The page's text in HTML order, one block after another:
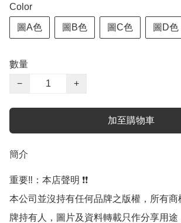
Color
圖A色 圖B色 圖C色 圖D色
數量
−
+
加至購物車
簡介
重要‼️：本店聲明 ❗️❗️
本公司並沒持有任何品牌之版權，所有商
牌持有人，圖片及資料轉載只作分享用途